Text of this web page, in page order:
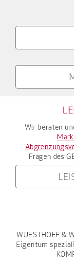
Wir beraten
Fragen des
WUESTHOFF &
Eigentum